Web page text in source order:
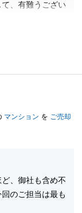
、有難うござい
ております。
マンション を ご売却
、御社も含め不
のご担当は最も